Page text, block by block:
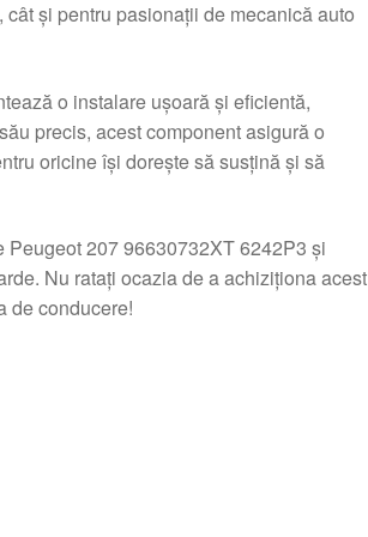
și pentru pasionații de mecanică auto
o instalare ușoară și eficientă,
precis, acest component asigură o
oricine își dorește să susțină și să
207 96630732XT 6242P3 și
Nu ratați ocazia de a achiziționa acest
de conducere!